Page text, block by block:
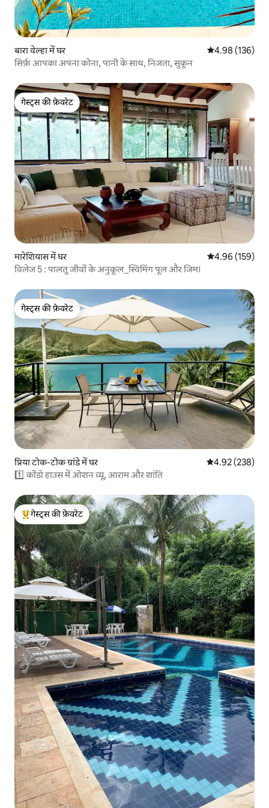
बारा वेल्हा में घर औसत रेटिंग 5 में से
4.98 (136)
सिर्फ़ आपका अपना कोना, पानी के साथ, निजता, सुकून
गेस्ट्स की फ़ेवरेट
गेस्ट्स की फ़ेवरेट
मारेशियास में घर औसत रेटिंग 5 में से
4.96 (159)
विलेज 5 : पालतू जीवों के अनुकूल_स्विमिंग पूल और जिम।
गेस्ट्स की फ़ेवरेट
गेस्ट्स की फ़ेवरेट
प्रिया टोक-टोक ग्रांडे में घर औसत रेटिंग 5 में से
4.92 (238)
1️⃣ कोंडो हाउस में ओशन व्यू, आराम और शांति
गेस्ट्स का टॉप फ़ेवरेट
गेस्ट्स की फ़ेवरेट